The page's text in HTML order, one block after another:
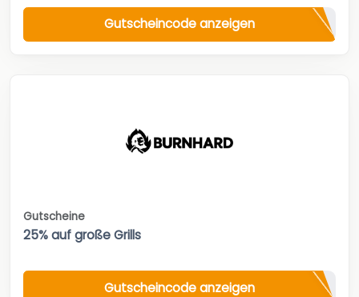
Gutscheincode anzeigen
Gutscheine
25% auf große Grills
Gutscheincode anzeigen